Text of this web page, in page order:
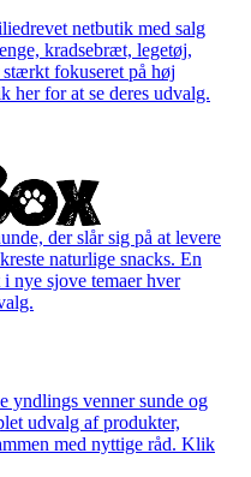
netbutik med salg
kradsebræt, legetøj,
fokuseret på høj
her for at se deres udvalg.
der slår sig på at levere
naturlige snacks. En
nye sjove temaer hver
yndlings venner sunde og
udvalg af produkter,
med nyttige råd. Klik